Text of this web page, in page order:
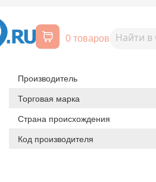
0 товаров
1206-1481
Производитель
Торговая марка
Страна происхождения
Код производителя